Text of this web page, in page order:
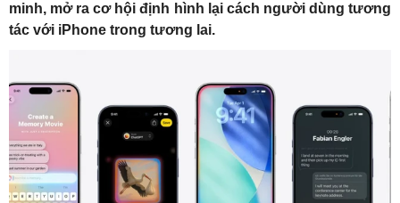
minh, mở ra cơ hội định hình lại cách người dùng tương
tác với iPhone trong tương lai.